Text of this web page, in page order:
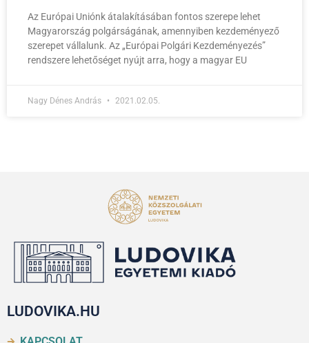
Az Európai Uniónk átalakításában fontos szerepe lehet
Magyarország polgárságának, amennyiben kezdeményező
szerepet vállalunk. Az „Európai Polgári Kezdeményezés”
rendszere lehetőséget nyújt arra, hogy a magyar EU
Nagy Dénes András 2021.02.05.
LUDOVIKA.HU